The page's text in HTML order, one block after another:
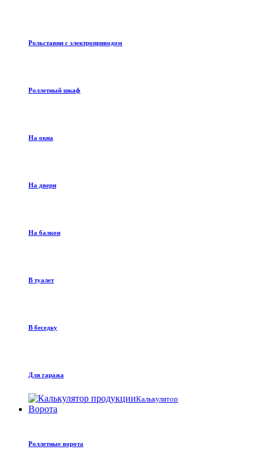
Рольставни с электроприводом
Роллетный шкаф
На окна
На двери
На балкон
В туалет
В беседку
Для гаража
Калькулятор
Ворота
Роллетные ворота